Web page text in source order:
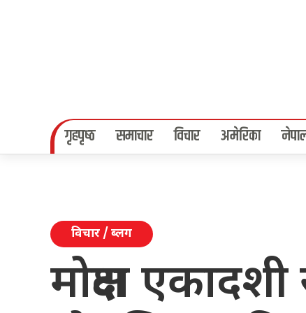
गृहपृष्‍ठ समाचार विचार अमेरिका
विचार / ब्लग
मोक्षदा